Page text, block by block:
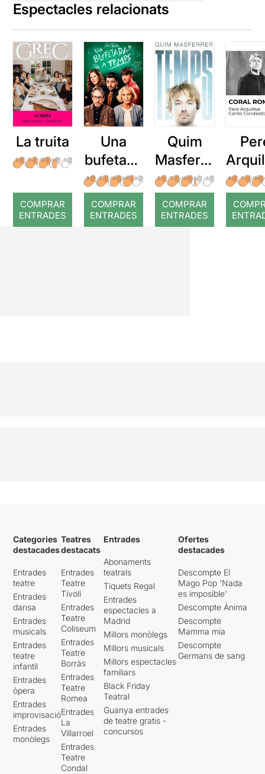
Espectacles relacionats
La truita
COMPRAR
ENTRADES
Una
bufetada
a temps
COMPRAR
ENTRADES
Quim
Masferre
r: Temps
COMPRAR
ENTRADES
:
Categories
destacades
Entrades
teatre
Entrades
dansa
Entrades
musicals
Entrades
teatre
infantil
Entrades
òpera
Entrades
improvisació
Entrades
monòlegs
Teatres
destacats
Entrades
Teatre
Tívoli
Entrades
Teatre
Coliseum
Entrades
Teatre
Borràs
Entrades
Teatre
Romea
Entrades
La
Villarroel
Entrades
Teatre
Condal
Entrades
Abonaments
teatrals
Tiquets Regal
Entrades
espectacles a
Madrid
Millors monòlegs
Millors musicals
Millors espectacles
familiars
Black Friday
Teatral
Guanya entrades
de teatre gratis -
concursos
Ofertes
destacades
Descompte El
Mago Pop 'Nada
es imposible'
Descompte Ànima
Descompte
Mamma mia
Descompte
Germans de sang